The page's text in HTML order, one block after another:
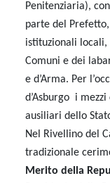
Penitenziaria),
parte del
istituzionali locali,
Comuni e dei
e d’Arma. Per
d’Asburgo i
ausiliari dello
Nel Rivellino del
tradizionale
Merito della